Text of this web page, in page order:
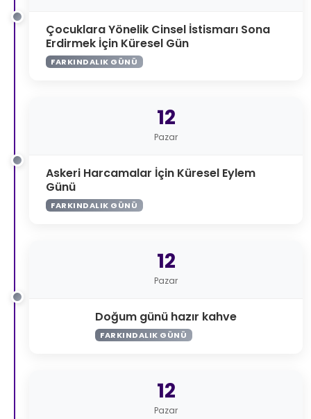
Çocuklara Yönelik Cinsel İstismarı Sona
Erdirmek İçin Küresel Gün
FARKINDALIK GÜNÜ
12
Pazar
Askeri Harcamalar İçin Küresel Eylem
Günü
FARKINDALIK GÜNÜ
12
Pazar
Doğum günü hazır kahve
FARKINDALIK GÜNÜ
12
Pazar